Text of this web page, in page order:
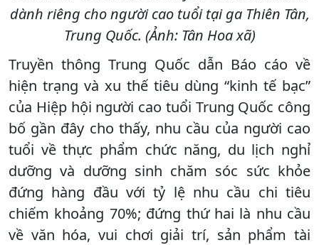
dành riêng cho người cao tuổi tại ga Thiên Tân,
Trung Quốc. (Ảnh: Tân Hoa xã)
Truyền thông Trung Quốc dẫn Báo cáo về
hiện trạng và xu thế tiêu dùng “kinh tế bạc”
của Hiệp hội người cao tuổi Trung Quốc công
bố gần đây cho thấy, nhu cầu của người cao
tuổi về thực phẩm chức năng, du lịch nghỉ
dưỡng và dưỡng sinh chăm sóc sức khỏe
đứng hàng đầu với tỷ lệ nhu cầu chi tiêu
chiếm khoảng 70%; đứng thứ hai là nhu cầu
về văn hóa, vui chơi giải trí, sản phẩm tài